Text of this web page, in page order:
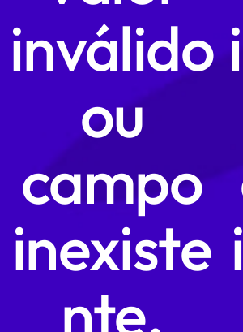
inválido
ou
campo
inexiste
nte.